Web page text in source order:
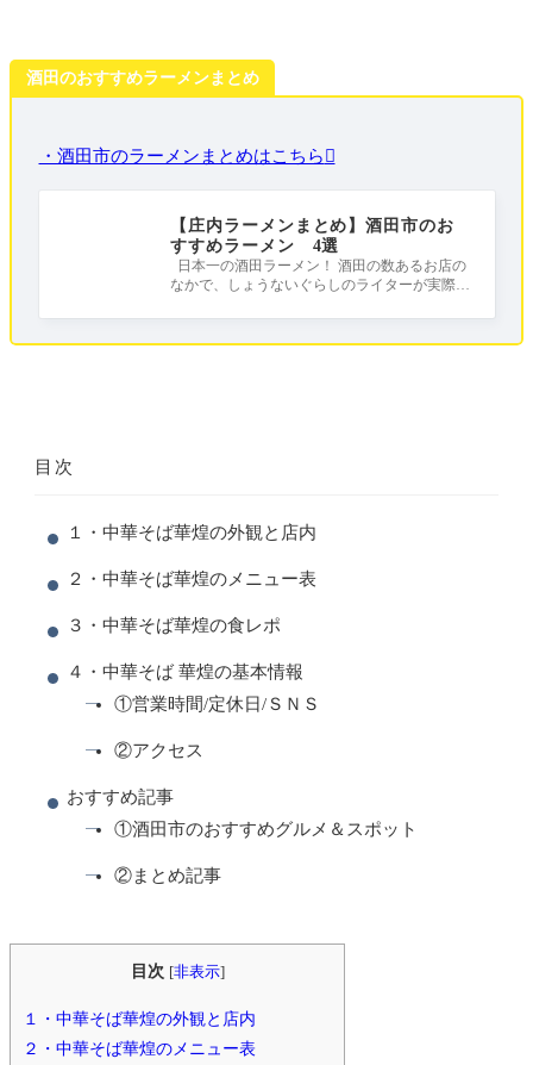
酒田のおすすめラーメンまとめ
・酒田市のラーメンまとめはこちら
【庄内ラーメンまとめ】酒田市のお
すすめラーメン 4選
日本一の酒田ラーメン！ 酒田の数あるお店の
なかで、しょうないぐらしのライターが実際に
目次
１・中華そば華煌の外観と店内
２・中華そば華煌のメニュー表
３・中華そば華煌の食レポ
４・中華そば 華煌の基本情報
①営業時間/定休日/ＳＮＳ
②アクセス
おすすめ記事
①酒田市のおすすめグルメ＆スポット
②まとめ記事
目次 [非表示]
１・中華そば華煌の外観と店内
２・中華そば華煌のメニュー表